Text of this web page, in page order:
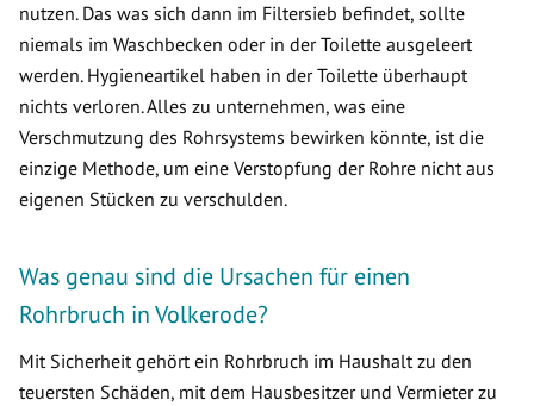
nutzen. Das was sich dann im Filtersieb befindet, sollte
niemals im Waschbecken oder in der Toilette ausgeleert
werden. Hygieneartikel haben in der Toilette überhaupt
nichts verloren. Alles zu unternehmen, was eine
Verschmutzung des Rohrsystems bewirken könnte, ist die
einzige Methode, um eine Verstopfung der Rohre nicht aus
eigenen Stücken zu verschulden.
Was genau sind die Ursachen für einen
Rohrbruch in Volkerode?
Mit Sicherheit gehört ein Rohrbruch im Haushalt zu den
teuersten Schäden, mit dem Hausbesitzer und Vermieter zu